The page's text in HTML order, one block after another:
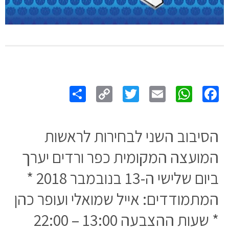
Link
הסיבוב השני לבחירות לראשות
המועצה המקומית כפר ורדים יערך
ביום שלישי ה-13 בנובמבר 2018 *
המתמודדים: אייל שמואלי ועופר כהן
* שעות ההצבעה 13:00 – 22:00